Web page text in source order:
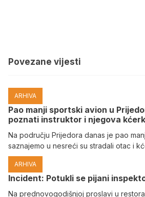
Povezane vijesti
ARHIVA
Pao manji sportski avion u
poznati instruktor i njegova
Na području Prijedora danas je pao
saznajemo u nesreći su stradali otac i
ARHIVA
Incident: Potukli se pijani
Na prednovogodišnjoj proslavi u